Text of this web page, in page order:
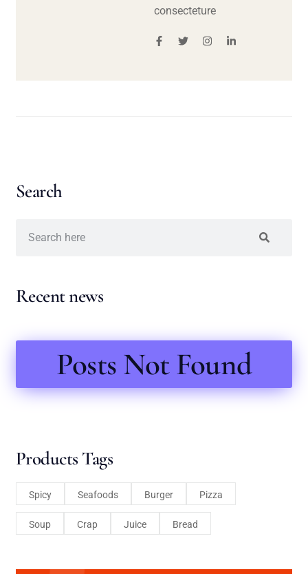
consecteture
Search
Recent news
Posts Not Found
Products Tags
Spicy Seafoods Burger Pizza
Soup Crap Juice Bread